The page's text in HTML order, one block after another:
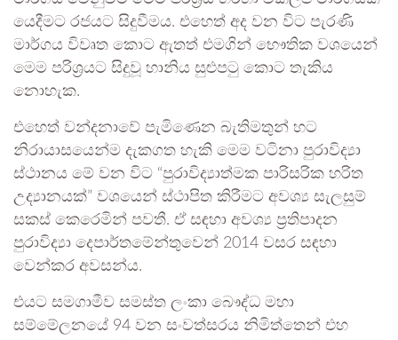
යෙදීමට රජයට සිදුවීමය. එහෙත් අද වන විට පැරණි
මාර්ගය විවෘත කොට ඇතත් එමගින් භෞතික වශයෙන්
මෙම පරිශ්‍රයට සිදුවූ හානිය සුළුපටු කොට තැකිය
නොහැක.
එහෙත් වන්දනාවේ පැමිණෙන බැතිමතුන් හට
නිරායාසයෙන්ම දැකගත හැකි මෙම වටිනා පුරාවිද්‍යා
ස්ථානය මේ වන විට “පුරාවිද්‍යාත්මක පාරිසරික හරිත
උද්‍යානයක්” වශයෙන් ස්ථාපිත කිරීමට අවශ්‍ය සැලසුම්
සකස් කෙරෙමින් පවතී. ඒ සඳහා අවශ්‍ය ප්‍රතිපාදන
පුරාවිද්‍යා දෙපාර්තමේන්තුවෙන් 2014 වසර සඳහා
වෙන්කර අවසන්ය.
එයට සමගාමීව සමස්ත ලංකා බෞද්ධ මහා
සම්මේලනයේ 94 වන සංවත්සරය නිමිත්තෙන් එහ